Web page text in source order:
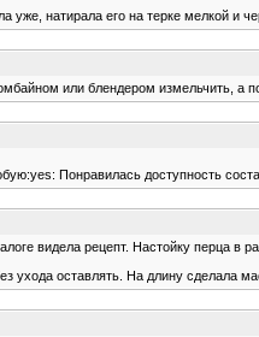
уже, натирала его на терке мелкой и
или блендером измельчить, а
Понравилась доступность
видела рецепт. Настойку перца
ухода оставлять. На длину сделала